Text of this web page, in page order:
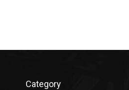
Category